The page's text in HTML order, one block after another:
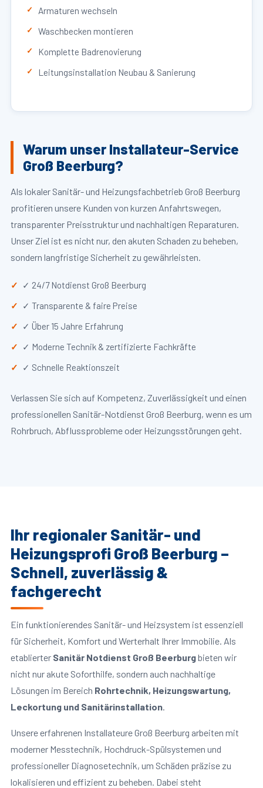
Armaturen wechseln
Waschbecken montieren
Komplette Badrenovierung
Leitungsinstallation Neubau & Sanierung
Warum unser Installateur-Service
Groß Beerburg?
Als lokaler Sanitär- und Heizungsfachbetrieb Groß Beerburg
profitieren unsere Kunden von kurzen Anfahrtswegen,
transparenter Preisstruktur und nachhaltigen Reparaturen.
Unser Ziel ist es nicht nur, den akuten Schaden zu beheben,
sondern langfristige Sicherheit zu gewährleisten.
✓ 24/7 Notdienst Groß Beerburg
✓ Transparente & faire Preise
✓ Über 15 Jahre Erfahrung
✓ Moderne Technik & zertifizierte Fachkräfte
✓ Schnelle Reaktionszeit
Verlassen Sie sich auf Kompetenz, Zuverlässigkeit und einen
professionellen Sanitär-Notdienst Groß Beerburg, wenn es um
Rohrbruch, Abflussprobleme oder Heizungsstörungen geht.
Ihr regionaler Sanitär- und
Heizungsprofi Groß Beerburg –
Schnell, zuverlässig &
fachgerecht
Ein funktionierendes Sanitär- und Heizsystem ist essenziell
für Sicherheit, Komfort und Werterhalt Ihrer Immobilie. Als
etablierter Sanitär Notdienst Groß Beerburgbieten wir
nicht nur akute Soforthilfe, sondern auch nachhaltige
Lösungen im Bereich Rohrtechnik, Heizungswartung,
Leckortung und Sanitärinstallation.
Unsere erfahrenen Installateure Groß Beerburg arbeiten mit
moderner Messtechnik, Hochdruck-Spülsystemen und
professioneller Diagnosetechnik, um Schäden präzise zu
lokalisieren und effizient zu beheben. Dabei steht